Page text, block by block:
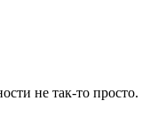
не так-то просто.